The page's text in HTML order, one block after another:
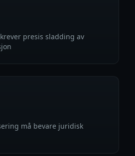
presis sladding av
må bevare juridisk